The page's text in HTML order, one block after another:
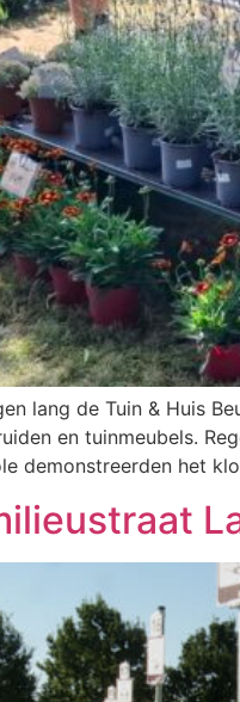
lang de Tuin & Huis
en tuinmeubels.
demonstreerden het